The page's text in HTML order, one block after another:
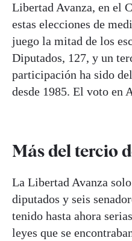
Libertad Avanza, en el
estas elecciones de
juego la mitad de los
Diputados, 127, y un
participación ha sido
desde 1985. El voto en
Más del tercio
La Libertad Avanza
diputados y seis
tenido hasta ahora
leyes que se